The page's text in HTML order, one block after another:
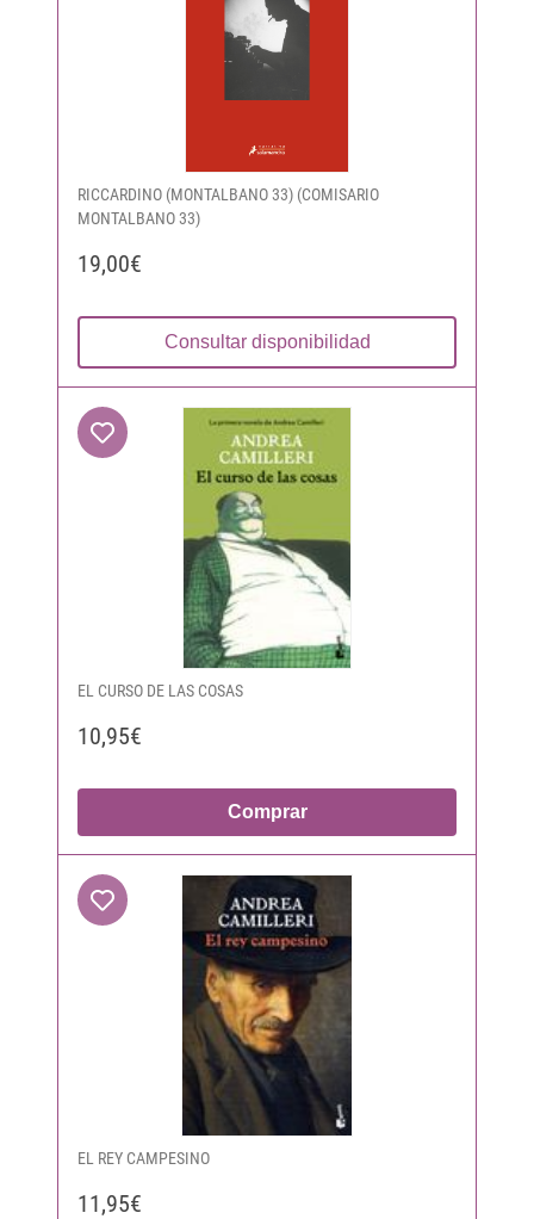
RICCARDINO (MONTALBANO 33) (COMISARIO
MONTALBANO 33)
19,00€
Consultar disponibilidad
EL CURSO DE LAS COSAS
10,95€
Comprar
EL REY CAMPESINO
11,95€